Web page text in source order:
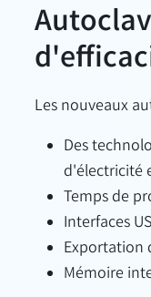
Les nouveaux
Des
d'électricité
Temps de
Interfaces
Exportation
Mémoire